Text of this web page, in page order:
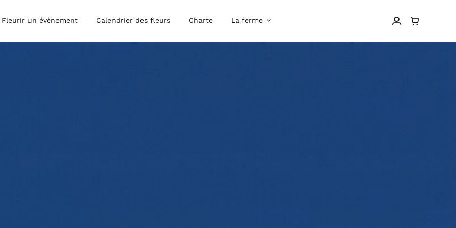
Fleurir un évènement Calendrier des fleurs Charte La ferme